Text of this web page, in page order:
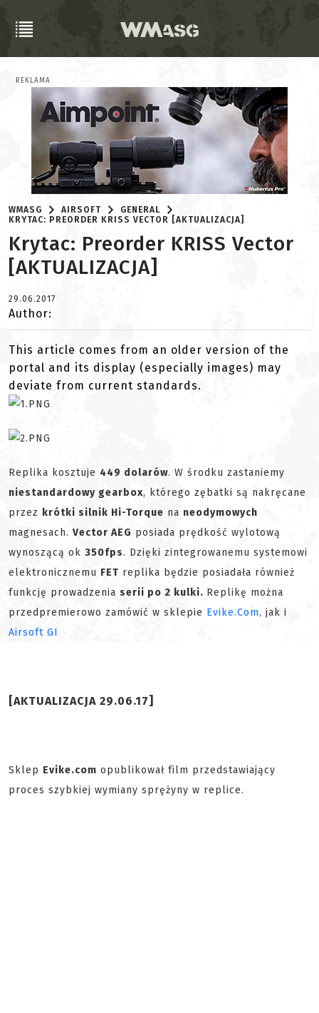
REKLAMA
WMASG AIRSOFT
GENERAL
KRYTAC: PREORDER KRISS VECTOR [AKTUALIZACJA]
Krytac: Preorder KRISS Vector
[AKTUALIZACJA]
29.06.2017
Author:
This article comes from an older version of the
portal and its display (especially images) may
deviate from current standards.
Replika kosztuje 449 dolarów. W środku zastaniemy
niestandardowy gearbox, którego zębatki są nakręcane
przez krótki silnik Hi-Torque na neodymowych
magnesach. Vector AEG posiada prędkość wylotową
wynoszącą ok 350fps. Dzięki zintegrowanemu systemowi
elektronicznemu FET replika będzie posiadała również
funkcję prowadzenia serii po 2 kulki. Replikę można
przedpremierowo zamówić w sklepie Evike.Com, jak i
Airsoft GI
[AKTUALIZACJA 29.06.17]
Sklep Evike.com opublikował film przedstawiający
proces szybkiej wymiany sprężyny w replice.